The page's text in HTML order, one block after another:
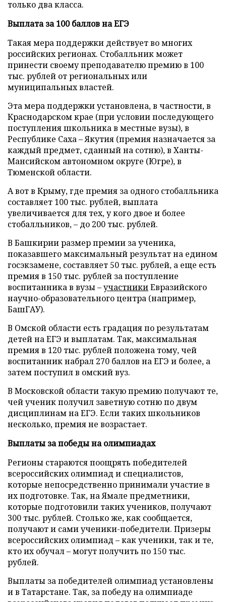
только два класса.
Выплата за 100 баллов на ЕГЭ
Такая мера поддержки действует во многих
российских регионах. Стобалльник может
принести своему преподавателю премию в 100
тыс. рублей от региональных или
муниципальных властей.
Эта мера поддержки установлена, в частности, в
Краснодарском крае (при условии последующего
поступления школьника в местные вузы), в
Республике Саха – Якутия (премия назначается за
каждый предмет, сданный на сотню), в Ханты-
Мансийском автономном округе (Югре), в
Тюменской области.
А вот в Крыму, где премия за одного стобалльника
составляет 100 тыс. рублей, выплата
увеличивается для тех, у кого двое и более
стобалльников, – до 200 тыс. рублей.
В Башкирии размер премии за ученика,
показавшего максимальный результат на едином
госэкзамене, составляет 50 тыс. рублей, а еще есть
премия в 150 тыс. рублей за поступление
воспитанника в вузы –участникиЕвразийского
научно-образовательного центра (например,
БашГАУ).
В Омской области есть градация по результатам
детей на ЕГЭ и выплатам. Так, максимальная
премия в 120 тыс. рублей положена тому, чей
воспитанник набрал 270 баллов на ЕГЭ и более, а
затем поступил в омский вуз.
В Московской области такую премию получают те,
чей ученик получил заветную сотню по двум
дисциплинам на ЕГЭ. Если таких школьников
несколько, премия не возрастает.
Выплаты за победы на олимпиадах
Регионы стараются поощрять победителей
всероссийских олимпиад и специалистов,
которые непосредственно принимали участие в
их подготовке. Так, на Ямале предметники,
которые подготовили таких учеников, получают
300 тыс. рублей. Столько же, как сообщается,
получают и сами ученики-победители. Призеры
всероссийских олимпиад – как ученики, так и те,
кто их обучал – могут получить по 150 тыс.
рублей.
Выплаты за победителей олимпиад установлены
и в Татарстане. Так, за победу на олимпиаде